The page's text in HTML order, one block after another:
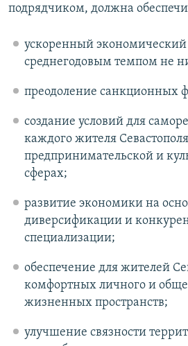
подрядчиком, должна
ускоренный экономический
среднегодовым темпом не
преодоление санкционных
создание условий для
каждого жителя
предпринимательской и
сферах;
развитие экономики на
диверсификации и
специализации;
обеспечение для жителей
комфортных личного и
жизненных пространств;
улучшение связности